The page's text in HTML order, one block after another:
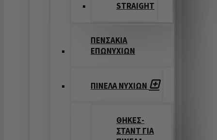
STRAIGHT
ΠΕΝΣΑΚΙΑ
ΕΠΩΝΥΧΙΩΝ
ΠΙΝΕΛΑ ΝΥΧΙΩΝ
ΘΗΚΕΣ-
ΣΤΑΝΤ ΓΙΑ